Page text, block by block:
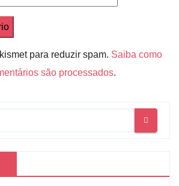
para reduzir spam. Saiba como
são processados.